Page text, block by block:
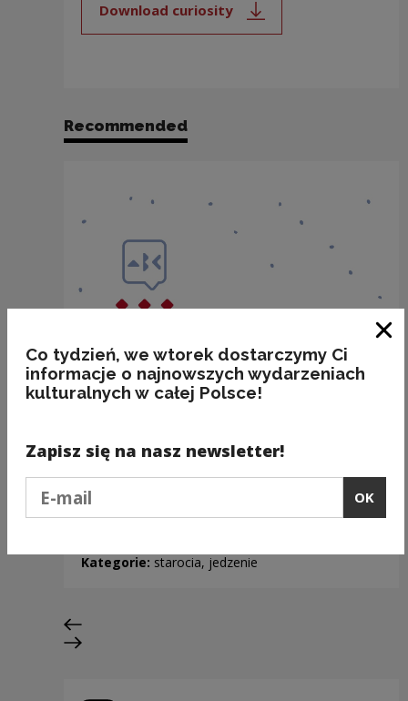
Download curiosity
Note, the link will open in a new
Recommended
„Plasterek chleba”
Kategorie: starocia, jedzenie
Previous slide
Next slide
Co tydzień, we wtorek dostarczymy Ci
informacje o najnowszych wydarzeniach
kulturalnych w całej Polsce!
Zapisz się na nasz newsletter!
OK